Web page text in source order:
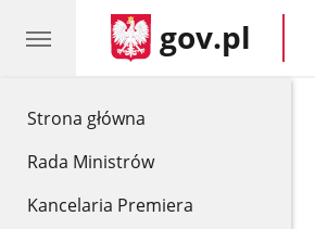
Strona główna
Rada Ministrów
Kancelaria Premiera
gov.pl